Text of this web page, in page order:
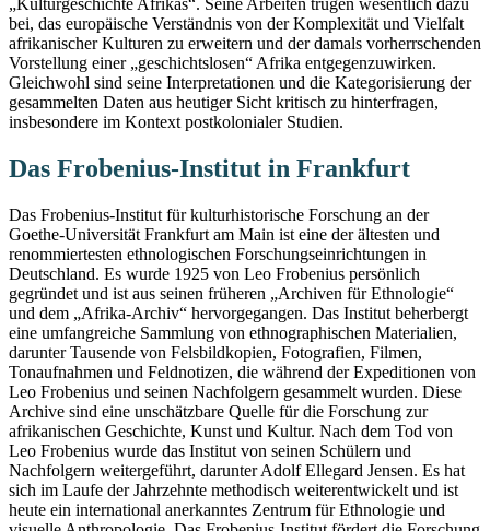
„Kulturgeschichte Afrikas“. Seine Arbeiten trugen wesentlich dazu
bei, das europäische Verständnis von der Komplexität und Vielfalt
afrikanischer Kulturen zu erweitern und der damals vorherrschenden
Vorstellung einer „geschichtslosen“ Afrika entgegenzuwirken.
Gleichwohl sind seine Interpretationen und die Kategorisierung der
gesammelten Daten aus heutiger Sicht kritisch zu hinterfragen,
insbesondere im Kontext postkolonialer Studien.
Das Frobenius-Institut in Frankfurt
Das Frobenius-Institut für kulturhistorische Forschung an der
Goethe-Universität Frankfurt am Main ist eine der ältesten und
renommiertesten ethnologischen Forschungseinrichtungen in
Deutschland. Es wurde 1925 von Leo Frobenius persönlich
gegründet und ist aus seinen früheren „Archiven für Ethnologie“
und dem „Afrika-Archiv“ hervorgegangen. Das Institut beherbergt
eine umfangreiche Sammlung von ethnographischen Materialien,
darunter Tausende von Felsbildkopien, Fotografien, Filmen,
Tonaufnahmen und Feldnotizen, die während der Expeditionen von
Leo Frobenius und seinen Nachfolgern gesammelt wurden. Diese
Archive sind eine unschätzbare Quelle für die Forschung zur
afrikanischen Geschichte, Kunst und Kultur. Nach dem Tod von
Leo Frobenius wurde das Institut von seinen Schülern und
Nachfolgern weitergeführt, darunter Adolf Ellegard Jensen. Es hat
sich im Laufe der Jahrzehnte methodisch weiterentwickelt und ist
heute ein international anerkanntes Zentrum für Ethnologie und